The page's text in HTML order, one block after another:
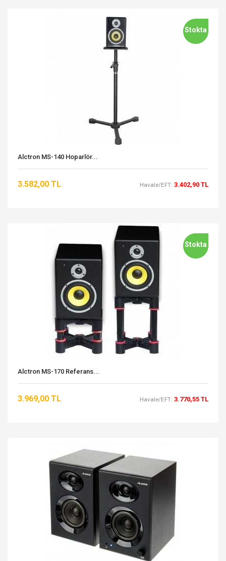
Stokta
Alctron MS-140 Hoparlör...
3.582,00 TL Havale/EFT: 3.402,90 TL
Stokta
Alctron MS-170 Referans...
3.969,00 TL Havale/EFT: 3.770,55 TL